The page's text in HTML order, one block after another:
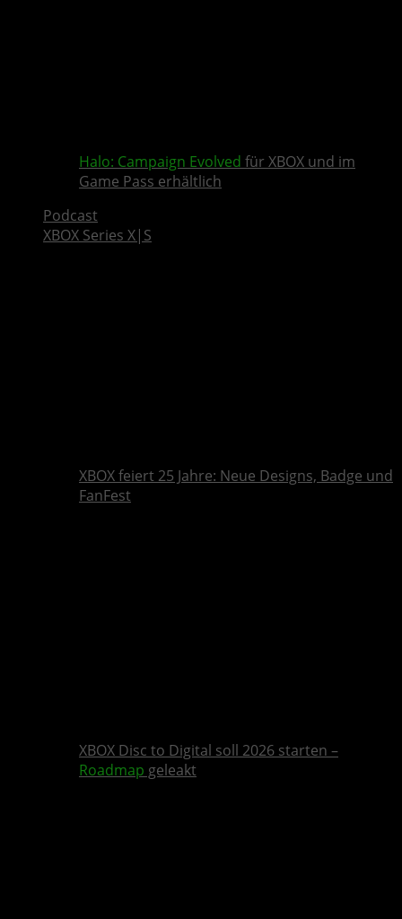
Halo: Campaign Evolved für XBOX und im
Game Pass erhältlich
Podcast
XBOX Series X|S
XBOX feiert 25 Jahre: Neue Designs, Badge und
FanFest
XBOX Disc to Digital soll 2026 starten –
Roadmap geleakt